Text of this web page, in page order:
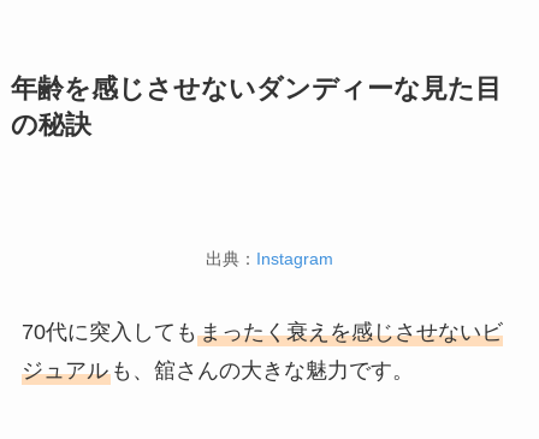
年齢を感じさせないダンディーな見た目
の秘訣
出典： Instagram
70代に突入しても まったく衰えを感じさせないビ
ジュアルも、舘さんの大きな魅力です。